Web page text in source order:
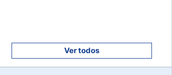
Leer reseña
Ver todos